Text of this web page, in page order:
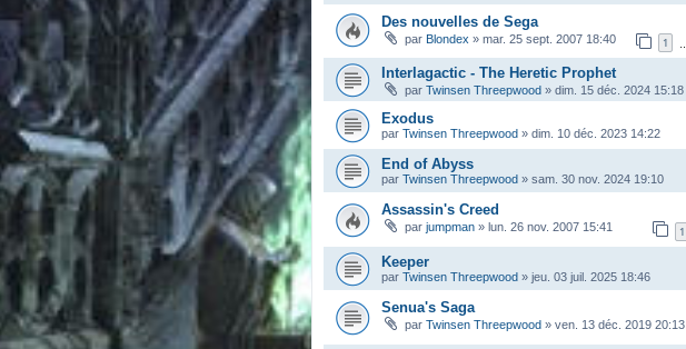
Des nouvelles de Sega
par Blondex » mar. 25 sept. 2007 18:40 1
Interlagactic - The Heretic Prophet
par Twinsen Threepwood » dim. 15 déc. 2024 15:18
Exodus
par Twinsen Threepwood » dim. 10 déc. 2023 14:22
End of Abyss
par Twinsen Threepwood » sam. 30 nov. 2024 19:10
Assassin's Creed
par jumpman » lun. 26 nov. 2007 15:41 1
Keeper
par Twinsen Threepwood » jeu. 03 juil. 2025 18:46
Senua's Saga
par Twinsen Threepwood » ven. 13 déc. 2019 20:13